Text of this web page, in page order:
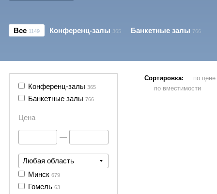
Все 1149 Конференц-залы 365 Банкетные залы 766
Конференц-залы 365
Банкетные залы 766
Цена
—
Любая область
Минск 679
Гомель 63
Сортировка:
по цене
по вместимости